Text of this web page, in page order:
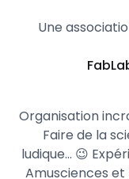
Une
Organisation
Faire de la
ludique... 😉
Amusciences